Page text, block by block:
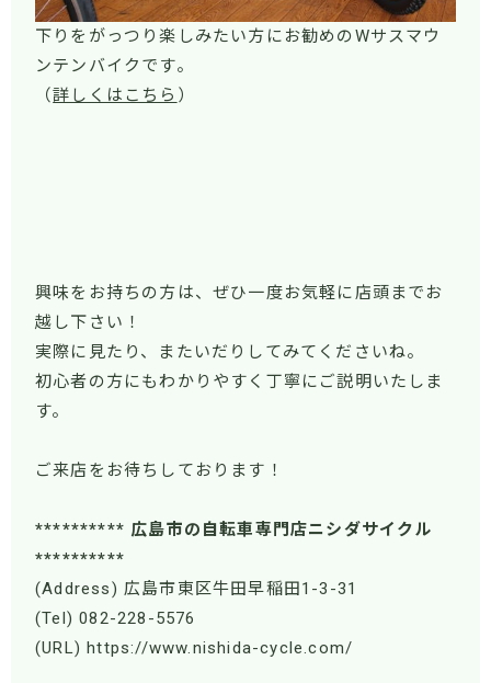
下りをがっつり楽しみたい方にお勧めのWサスマウ
ンテンバイクです。
（詳しくはこちら ）
興味をお持ちの方は、ぜひ一度お気軽に店頭までお
越し下さい！
実際に見たり、またいだりしてみてくださいね。
初心者の方にもわかりやすく丁寧にご説明いたしま
す。
ご来店をお待ちしております！
********** 広島市の自転車専門店ニシダサイクル
**********
(Address) 広島市東区牛田早稲田1-3-31
(Tel) 082-228-5576
(URL) https://www.nishida-cycle.com/